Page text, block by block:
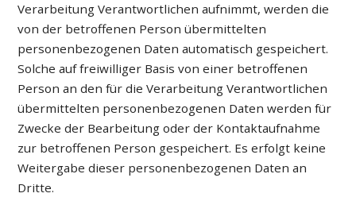
Verarbeitung Verantwortlichen aufnimmt, werden die
von der betroffenen Person übermittelten
personenbezogenen Daten automatisch gespeichert.
Solche auf freiwilliger Basis von einer betroffenen
Person an den für die Verarbeitung Verantwortlichen
übermittelten personenbezogenen Daten werden für
Zwecke der Bearbeitung oder der Kontaktaufnahme
zur betroffenen Person gespeichert. Es erfolgt keine
Weitergabe dieser personenbezogenen Daten an
Dritte.